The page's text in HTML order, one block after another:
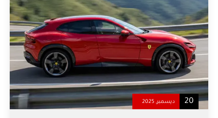
20 ديسمبر, 2025